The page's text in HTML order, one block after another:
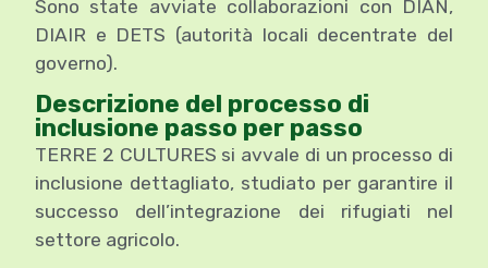
Sono state avviate collaborazioni con DIAN,
DIAIR e DETS (autorità locali decentrate del
governo).
Descrizione del processo di
inclusione passo per passo
TERRE 2 CULTURES si avvale di un processo di
inclusione dettagliato, studiato per garantire il
successo dell’integrazione dei rifugiati nel
settore agricolo.